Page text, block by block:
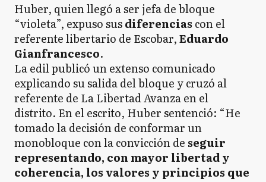
Huber, quien llegó a ser jefa de bloque
“violeta”, expuso susdiferencias con el
referente libertario de Escobar,Eduardo
Gianfrancesco.
La edil publicó un extenso comunicado
explicando su salida del bloque y cruzó al
referente de La Libertad Avanza en el
distrito. En el escrito, Huber sentenció: “He
tomado la decisión de conformar un
monobloque con la convicción de seguir
representando, con mayor libertad y
coherencia, los valores y principios que